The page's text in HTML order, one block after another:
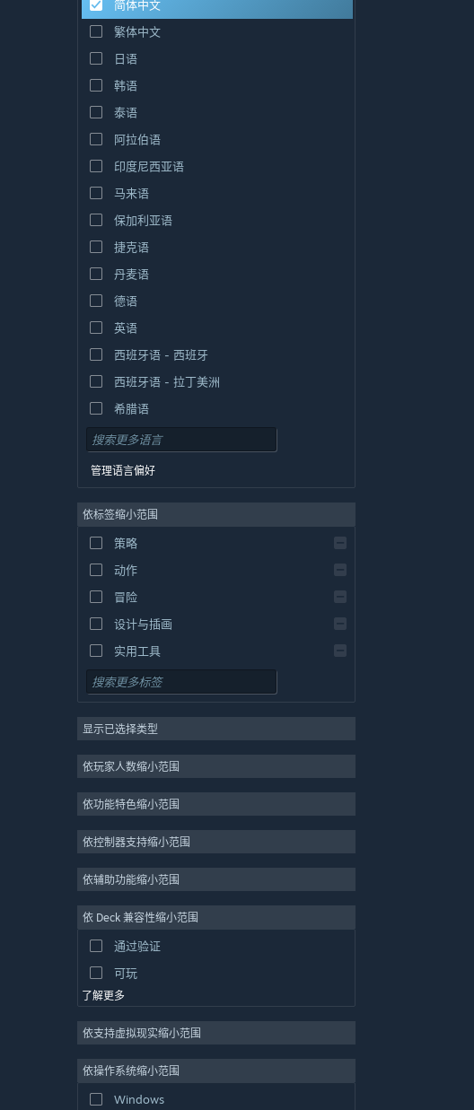
简体中文
繁体中文
日语
韩语
泰语
阿拉伯语
印度尼西亚语
马来语
保加利亚语
捷克语
丹麦语
德语
英语
西班牙语 - 西班牙
西班牙语 - 拉丁美洲
希腊语
管理语言偏好
依标签缩小范围
策略
动作
冒险
设计与插画
实用工具
免费开玩
大型多人在线
独立
休闲
模拟
视频制作
照片编辑
显示已选择类型
依玩家人数缩小范围
依功能特色缩小范围
依控制器支持缩小范围
依辅助功能缩小范围
依 Deck 兼容性缩小范围
通过验证
可玩
了解更多
依支持虚拟现实缩小范围
依操作系统缩小范围
Windows